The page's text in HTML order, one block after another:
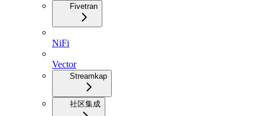
Fivetran
NiFi
Vector
Streamkap
社区集成